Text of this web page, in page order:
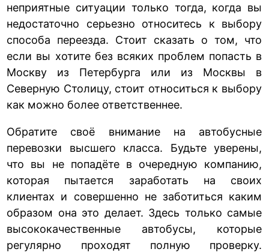
неприятные ситуации только тогда, когда вы
недостаточно серьезно относитесь к выбору
способа переезда. Стоит сказать о том, что
если вы хотите без всяких проблем попасть в
Москву из Петербурга или из Москвы в
Северную Столицу, стоит относиться к выбору
как можно более ответственнее.
Обратите своё внимание на автобусные
перевозки высшего класса. Будьте уверены,
что вы не попадёте в очередную компанию,
которая пытается заработать на своих
клиентах и совершенно не заботиться каким
образом она это делает. Здесь только самые
высококачественные автобусы, которые
регулярно проходят полную проверку.